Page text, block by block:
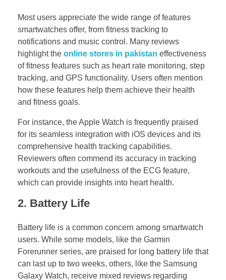
Most users appreciate the wide range of features
smartwatches offer, from fitness tracking to
notifications and music control. Many reviews
highlight the online stores in pakistan effectiveness
of fitness features such as heart rate monitoring, step
tracking, and GPS functionality. Users often mention
how these features help them achieve their health
and fitness goals.
For instance, the Apple Watch is frequently praised
for its seamless integration with iOS devices and its
comprehensive health tracking capabilities.
Reviewers often commend its accuracy in tracking
workouts and the usefulness of the ECG feature,
which can provide insights into heart health.
2. Battery Life
Battery life is a common concern among smartwatch
users. While some models, like the Garmin
Forerunner series, are praised for long battery life that
can last up to two weeks, others, like the Samsung
Galaxy Watch, receive mixed reviews regarding